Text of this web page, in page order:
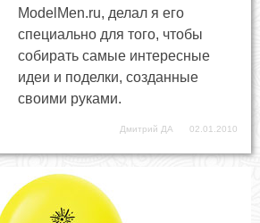
ModelMen.ru, делал я его
специально для того, чтобы
собирать самые интересные
идеи и поделки, созданные
своими руками.
Дмитрий ДА 02.01.2010